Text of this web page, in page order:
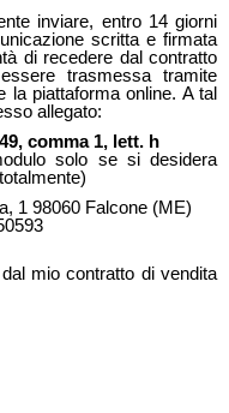
inviare, entro 14 giorni
scritta e firmata
di recedere dal contratto
trasmessa tramite
la piattaforma online. A tal
allegato:
comma 1, lett. h
solo se si desidera
1 98060 Falcone (ME)
mio contratto di vendita